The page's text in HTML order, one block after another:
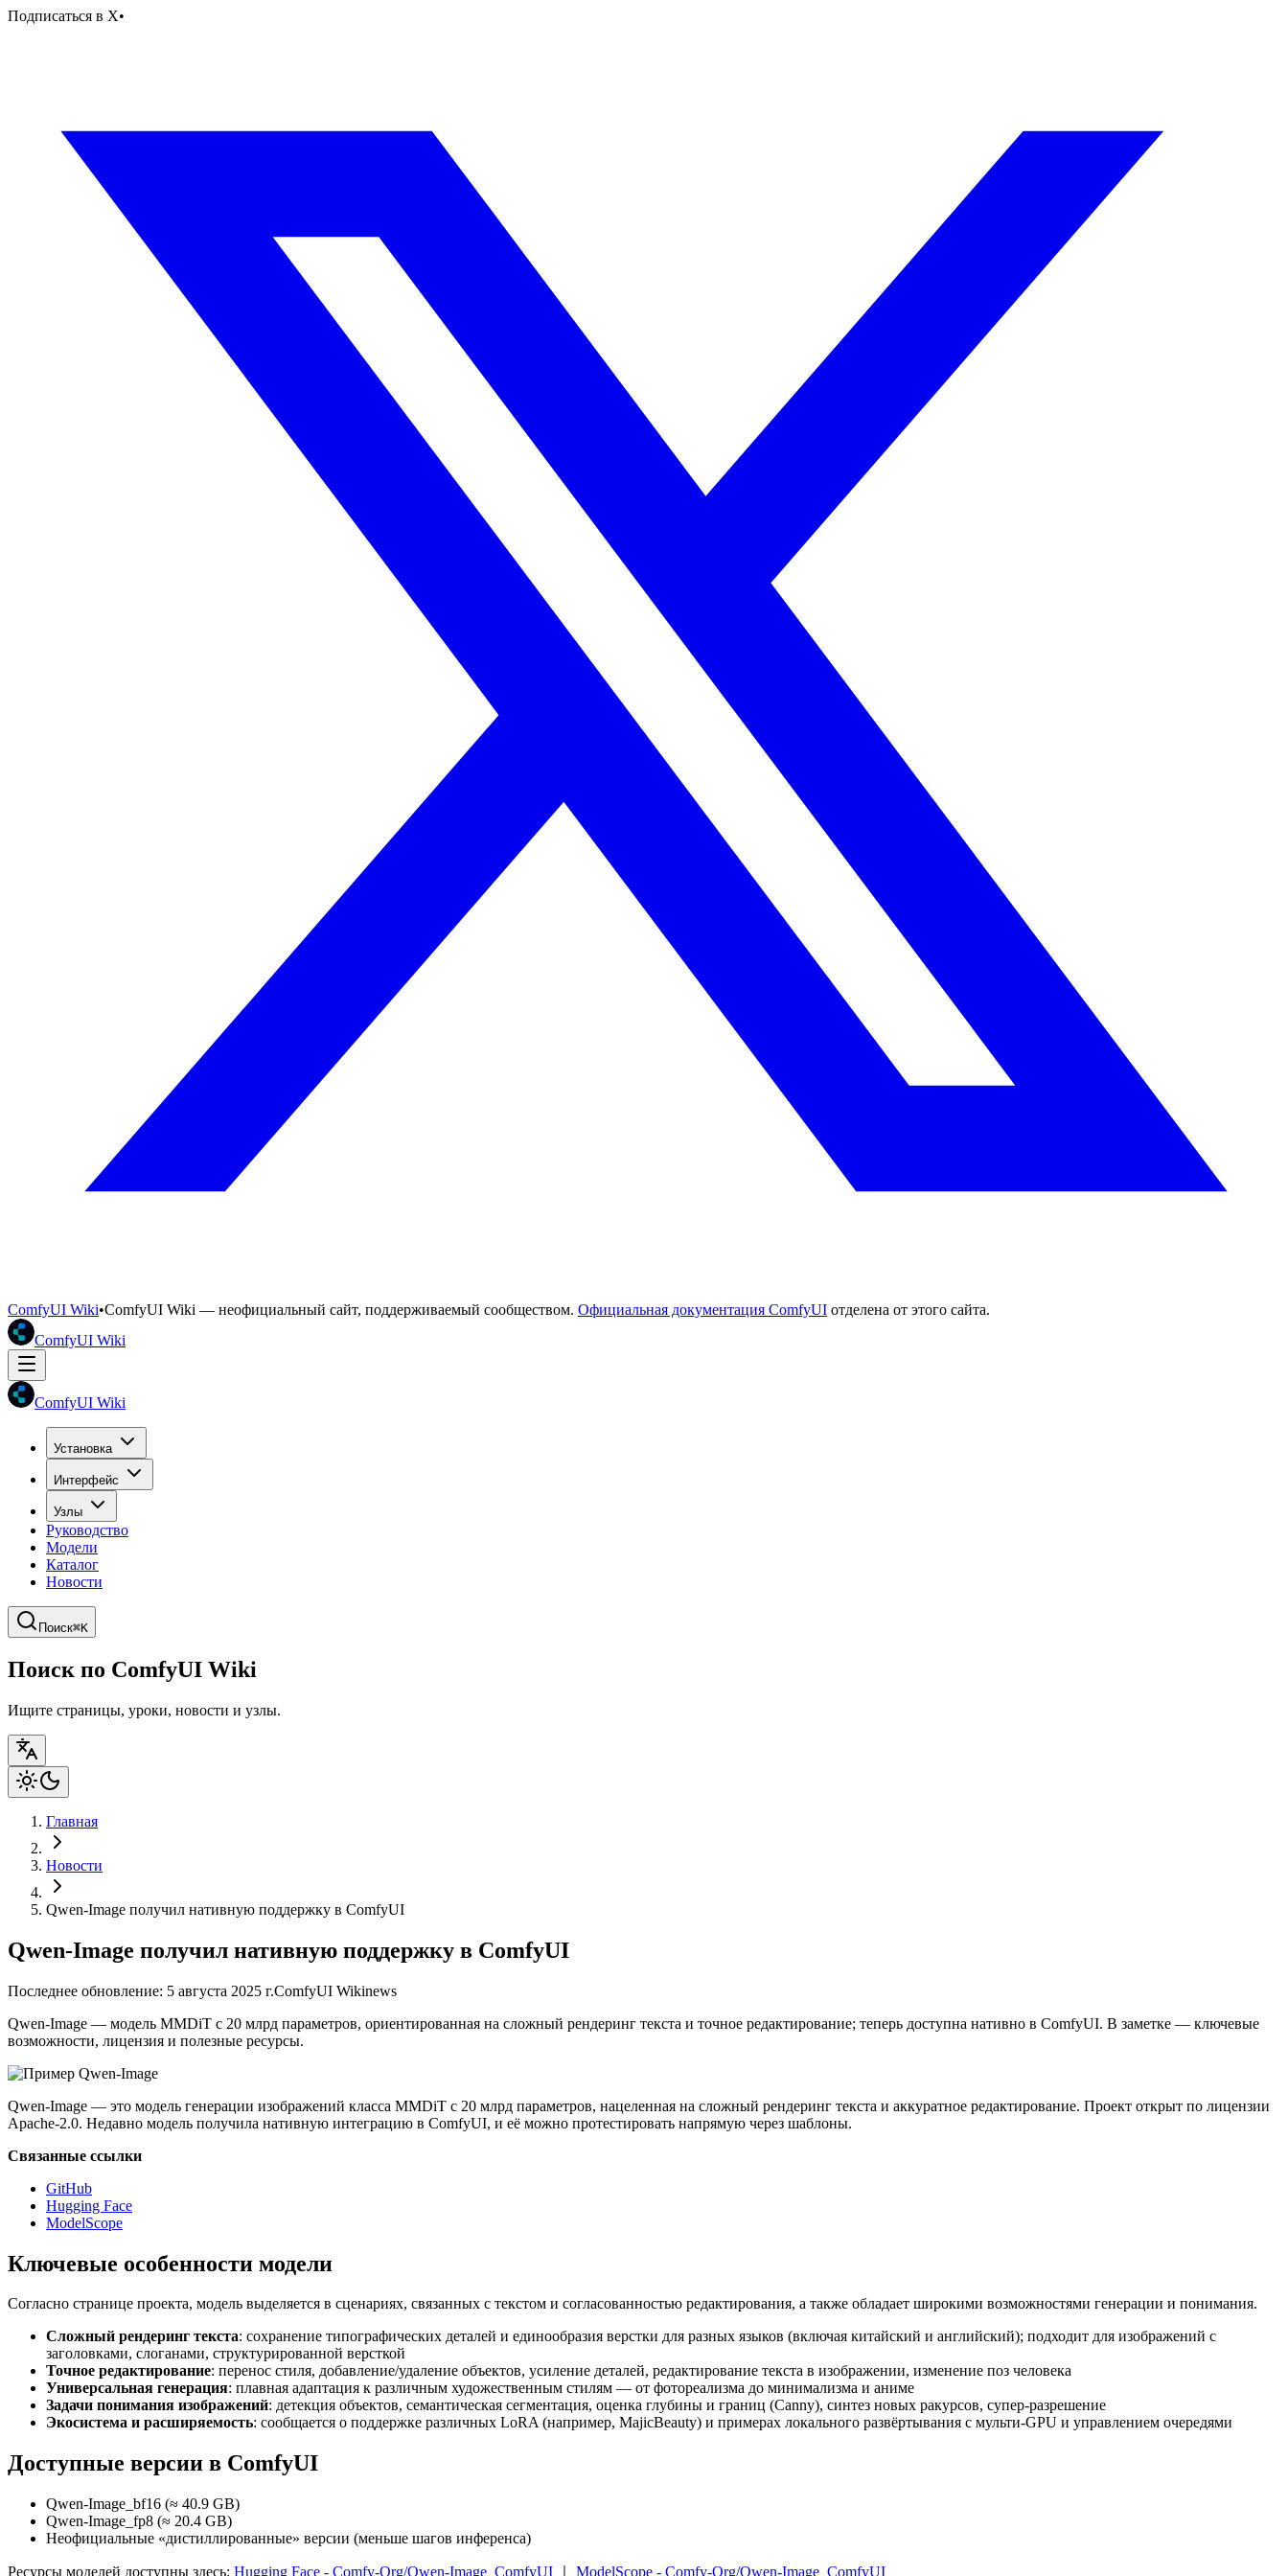
Подписаться в X•
ComfyUI Wiki•ComfyUI Wiki — неофициальный сайт, поддерживаемый сообществом. Официальная документация ComfyUI отделена от этого сайта.
ComfyUI Wiki
ComfyUI Wiki
Установка
Интерфейс
Узлы
Руководство
Модели
Каталог
Новости
Поиск⌘K
Поиск по ComfyUI Wiki
Ищите страницы, уроки, новости и узлы.
Главная
Новости
Qwen-Image получил нативную поддержку в ComfyUI
Qwen-Image получил нативную поддержку в ComfyUI
Последнее обновление: 5 августа 2025 г.ComfyUI Wikinews
Qwen-Image — модель MMDiT с 20 млрд параметров, ориентированная на сложный рендеринг текста и точное редактирование; теперь доступна нативно в ComfyUI. В заметке — ключевые
возможности, лицензия и полезные ресурсы.
Qwen-Image — это модель генерации изображений класса MMDiT с 20 млрд параметров, нацеленная на сложный рендеринг текста и аккуратное редактирование. Проект открыт по лицензии
Apache‑2.0. Недавно модель получила нативную интеграцию в ComfyUI, и её можно протестировать напрямую через шаблоны.
Связанные ссылки
GitHub
Hugging Face
ModelScope
Ключевые особенности модели
Согласно странице проекта, модель выделяется в сценариях, связанных с текстом и согласованностью редактирования, а также обладает широкими возможностями генерации и понимания.
Сложный рендеринг текста: сохранение типографических деталей и единообразия верстки для разных языков (включая китайский и английский); подходит для изображений с
заголовками, слоганами, структурированной версткой
Точное редактирование: перенос стиля, добавление/удаление объектов, усиление деталей, редактирование текста в изображении, изменение поз человека
Универсальная генерация: плавная адаптация к различным художественным стилям — от фотореализма до минимализма и аниме
Задачи понимания изображений: детекция объектов, семантическая сегментация, оценка глубины и границ (Canny), синтез новых ракурсов, супер‑разрешение
Экосистема и расширяемость: сообщается о поддержке различных LoRA (например, MajicBeauty) и примерах локального развёртывания с мульти‑GPU и управлением очередями
Доступные версии в ComfyUI
Qwen-Image_bf16 (≈ 40.9 GB)
Qwen-Image_fp8 (≈ 20.4 GB)
Неофициальные «дистиллированные» версии (меньше шагов инференса)
Ресурсы моделей доступны здесь: Hugging Face - Comfy-Org/Qwen-Image_ComfyUI ModelScope - Comfy-Org/Qwen-Image_ComfyUI